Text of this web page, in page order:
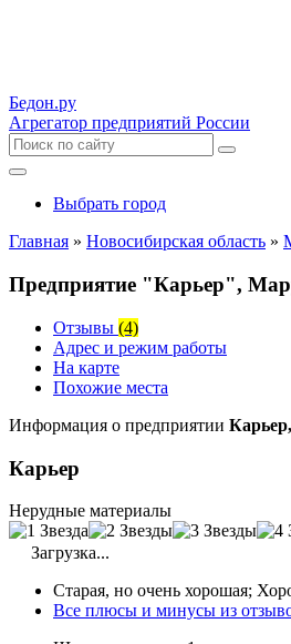
Бедон.ру
Агрегатор предприятий России
Выбрать город
Главная » Новосибирская область »
Предприятие "Карьер",
Отзывы (4)
Адрес и режим работы
На карте
Похожие места
Информация о предприятии
Карьер
Нерудные материалы
Загрузка...
Старая, но очень хорошая;
Все плюсы и минусы из